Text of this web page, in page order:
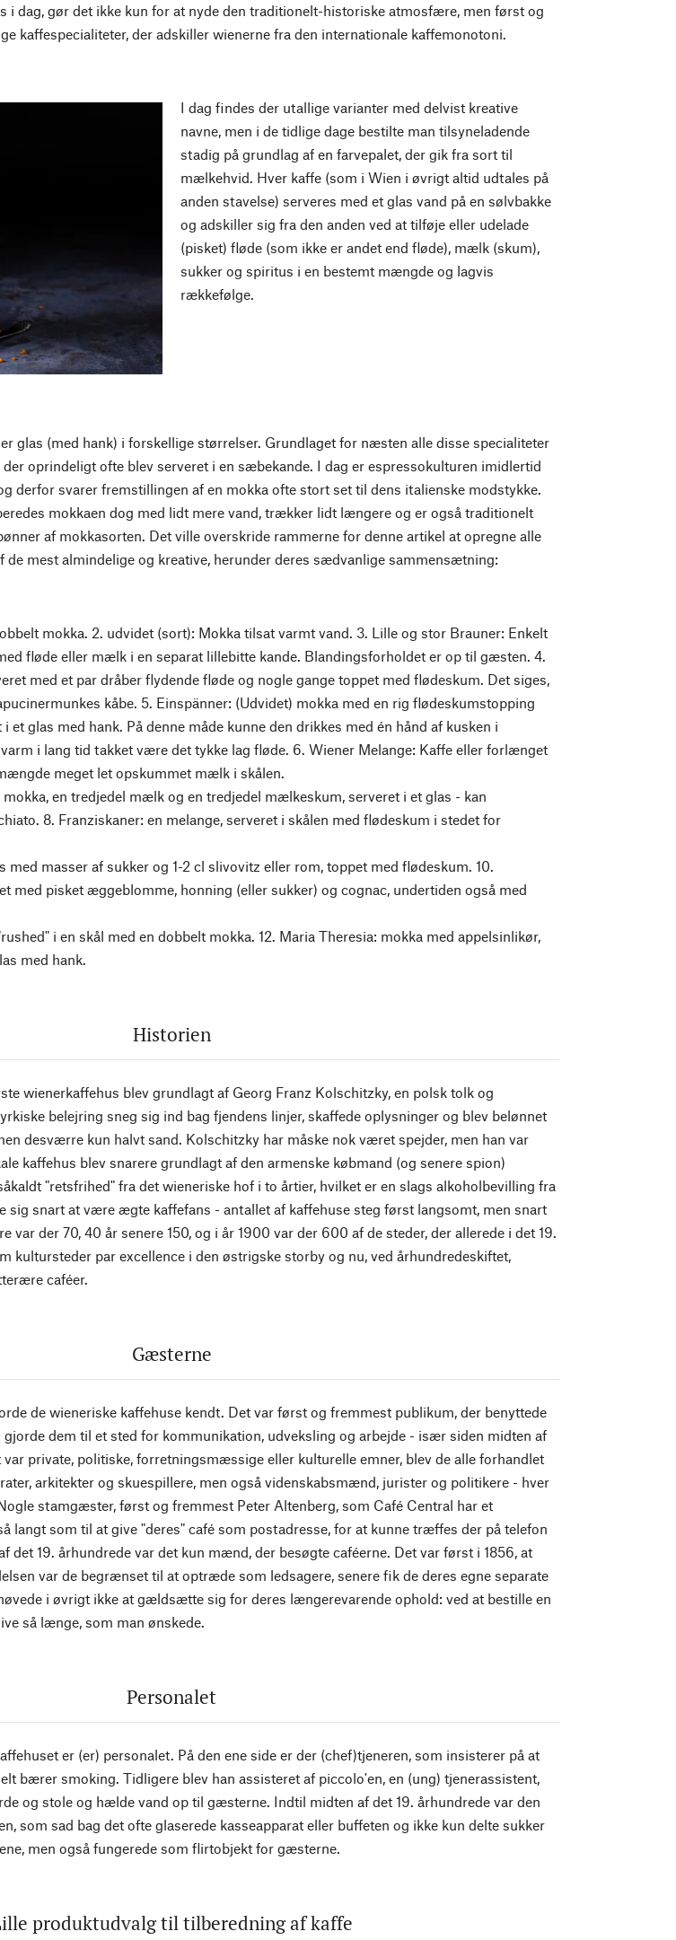
i dag, gør det ikke kun for at nyde den traditionelt-historiske atmosfære, men først og
kaffespecialiteter, der adskiller wienerne fra den internationale kaffemonotoni.
I dag findes der utallige varianter med delvist kreative
navne, men i de tidlige dage bestilte man tilsyneladende
stadig på grundlag af en farvepalet, der gik fra sort til
mælkehvid. Hver kaffe (som i Wien i øvrigt altid udtales på
anden stavelse) serveres med et glas vand på en sølvbakke
og adskiller sig fra den anden ved at tilføje eller udelade
(pisket) fløde (som ikke er andet end fløde), mælk (skum),
sukker og spiritus i en bestemt mængde og lagvis
rækkefølge.
glas (med hank) i forskellige størrelser. Grundlaget for næsten alle disse specialiteter
oprindeligt ofte blev serveret i en sæbekande. I dag er espressokulturen imidlertid
derfor svarer fremstillingen af en mokka ofte stort set til dens italienske modstykke.
mokkaen dog med lidt mere vand, trækker lidt længere og er også traditionelt
af mokkasorten. Det ville overskride rammerne for denne artikel at opregne alle
de mest almindelige og kreative, herunder deres sædvanlige sammensætning:
mokka. 2. udvidet (sort): Mokka tilsat varmt vand. 3. Lille og stor Brauner: Enkelt
fløde eller mælk i en separat lillebitte kande. Blandingsforholdet er op til gæsten. 4.
med et par dråber flydende fløde og nogle gange toppet med flødeskum. Det siges,
kåbe. 5. Einspänner: (Udvidet) mokka med en rig flødeskumstopping
et glas med hank. På denne måde kunne den drikkes med én hånd af kusken i
i lang tid takket være det tykke lag fløde. 6. Wiener Melange: Kaffe eller forlænget
meget let opskummet mælk i skålen.
en tredjedel mælk og en tredjedel mælkeskum, serveret i et glas - kan
8. Franziskaner: en melange, serveret i skålen med flødeskum i stedet for
med masser af sukker og 1-2 cl slivovitz eller rom, toppet med flødeskum. 10.
med pisket æggeblomme, honning (eller sukker) og cognac, undertiden også med
i en skål med en dobbelt mokka. 12. Maria Theresia: mokka med appelsinlikør,
med hank.
Historien
wienerkaffehus blev grundlagt af Georg Franz Kolschitzky, en polsk tolk og
belejring sneg sig ind bag fjendens linjer, skaffede oplysninger og blev belønnet
desværre kun halvt sand. Kolschitzky har måske nok været spejder, men han var
kaffehus blev snarere grundlagt af den armenske købmand (og senere spion)
"retsfrihed" fra det wieneriske hof i to årtier, hvilket er en slags alkoholbevilling fra
sig snart at være ægte kaffefans - antallet af kaffehuse steg først langsomt, men snart
var der 70, 40 år senere 150, og i år 1900 var der 600 af de steder, der allerede i det 19.
kultursteder par excellence i den østrigske storby og nu, ved århundredeskiftet,
caféer.
Gæsterne
de wieneriske kaffehuse kendt. Det var først og fremmest publikum, der benyttede
gjorde dem til et sted for kommunikation, udveksling og arbejde - især siden midten af
var private, politiske, forretningsmæssige eller kulturelle emner, blev de alle forhandlet
arkitekter og skuespillere, men også videnskabsmænd, jurister og politikere - hver
stamgæster, først og fremmest Peter Altenberg, som Café Central har et
langt som til at give "deres" café som postadresse, for at kunne træffes der på telefon
19. århundrede var det kun mænd, der besøgte caféerne. Det var først i 1856, at
var de begrænset til at optræde som ledsagere, senere fik de deres egne separate
i øvrigt ikke at gældsætte sig for deres længerevarende ophold: ved at bestille en
så længe, som man ønskede.
Personalet
er (er) personalet. På den ene side er der (chef)tjeneren, som insisterer på at
bærer smoking. Tidligere blev han assisteret af piccolo'en, en (ung) tjenerassistent,
og stole og hælde vand op til gæsterne. Indtil midten af det 19. århundrede var den
som sad bag det ofte glaserede kasseapparat eller buffeten og ikke kun delte sukker
men også fungerede som flirtobjekt for gæsterne.
produktudvalg til tilberedning af kaffe